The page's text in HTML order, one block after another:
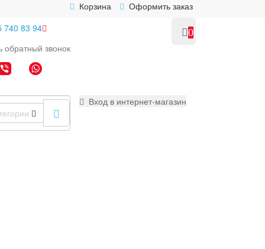
Корзина Оформить заказ
740 83 94
обратный звонок
0
Вход в интернет-магазин